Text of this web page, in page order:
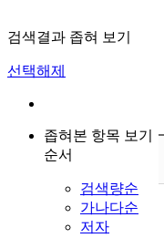
검색결과 좁혀 보기
선택해제
좁혀본 항목 보기
순서
검색량순
가나다순
저자